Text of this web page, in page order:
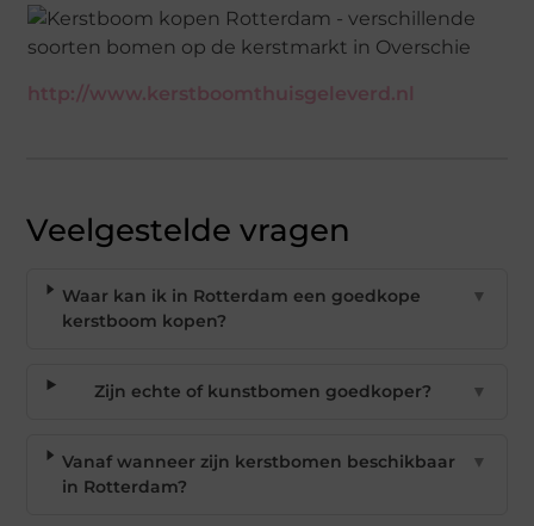
http://www.kerstboomthuisgeleverd.nl
Veelgestelde vragen
Waar kan ik in Rotterdam een goedkope
kerstboom kopen?
▼
Zijn echte of kunstbomen goedkoper? ▼
Vanaf wanneer zijn kerstbomen beschikbaar
in Rotterdam?
▼